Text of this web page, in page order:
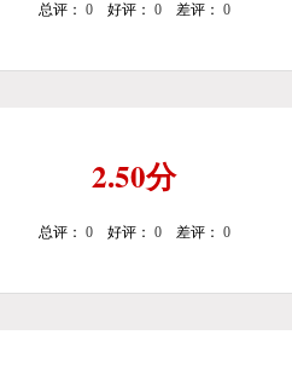
总评： 0 好评： 0 差评： 0
2.50分
总评： 0 好评： 0 差评： 0